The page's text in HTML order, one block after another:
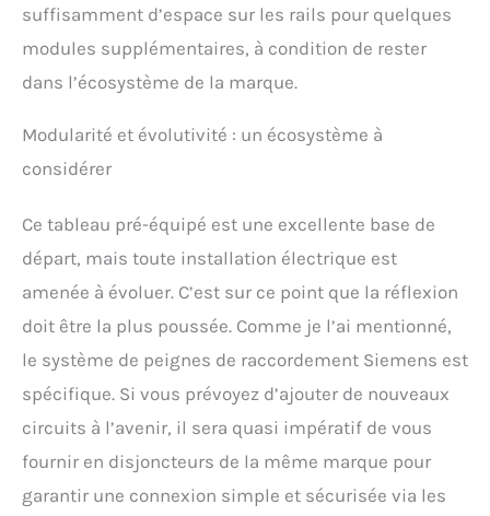
suffisamment d’espace sur les rails pour quelques
modules supplémentaires, à condition de rester
dans l’écosystème de la marque.
Modularité et évolutivité : un écosystème à
considérer
Ce tableau pré-équipé est une excellente base de
départ, mais toute installation électrique est
amenée à évoluer. C’est sur ce point que la réflexion
doit être la plus poussée. Comme je l’ai mentionné,
le système de peignes de raccordement Siemens est
spécifique. Si vous prévoyez d’ajouter de nouveaux
circuits à l’avenir, il sera quasi impératif de vous
fournir en disjoncteurs de la même marque pour
garantir une connexion simple et sécurisée via les